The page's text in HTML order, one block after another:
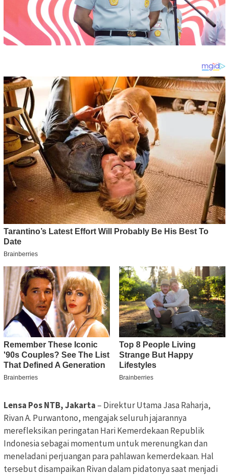
Lensa Pos NTB, Jakarta – Direktur Utama Jasa Raharja,
Rivan A. Purwantono, mengajak seluruh jajarannya
merefleksikan peringatan Hari Kemerdekaan Republik
Indonesia sebagai momentum untuk merenungkan dan
meneladani perjuangan para pahlawan kemerdekaan. Hal
tersebut disampaikan Rivan dalam pidatonya saat menjadi